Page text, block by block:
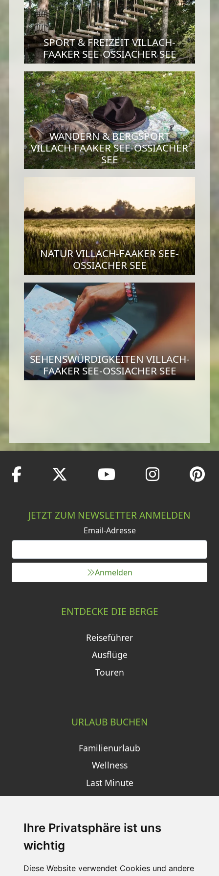
Ihre Privatsphäre ist uns
wichtig
Diese Website verwendet Cookies und andere
SPORT & FREIZEIT VILLACH-
FAAKER SEE-OSSIACHER SEE
WANDERN & BERGSPORT
VILLACH-FAAKER SEE-OSSIACHER
SEE
NATUR VILLACH-FAAKER SEE-
OSSIACHER SEE
SEHENSWÜRDIGKEITEN VILLACH-
FAAKER SEE-OSSIACHER SEE
JETZT ZUM NEWSLETTER ANMELDEN
Email-Adresse
Anmelden
ENTDECKE DIE BERGE
Reiseführer
Ausflüge
Touren
URLAUB BUCHEN
Familienurlaub
Wellness
Last Minute
SCHNEEHÖHEN SKI APP
Die Schneehoehen Ski APP für iOS und Android - Ein
Muss für alle Wintersportler und Schneefreaks!